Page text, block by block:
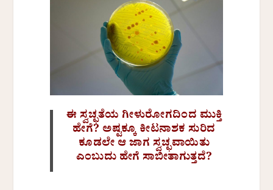
ಈ ಸ್ವಚ್ಛತೆಯ ಗೀಳುರೋಗದಿಂದ ಮುಕ್ತಿ
ಹೇಗೆ? ಅಷ್ಟಕ್ಕೂ ಕೀಟನಾಶಕ ಸುರಿದ
ಕೂಡಲೇ ಆ ಜಾಗ ಸ್ವಚ್ಛವಾಯಿತು
ಎಂಬುದು ಹೇಗೆ ಸಾಬೀತಾಗುತ್ತದೆ?